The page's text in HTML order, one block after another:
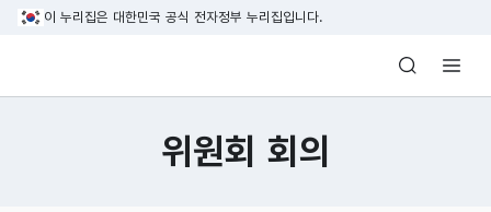
본문 바로가기
이 누리집은 대한민국 공식 전자정부 누리집입니다.
방송미디어통신위원회 Korea Media
위원회 회의